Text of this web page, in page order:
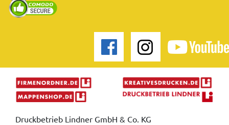
Druckbetrieb Lindner GmbH & Co. KG